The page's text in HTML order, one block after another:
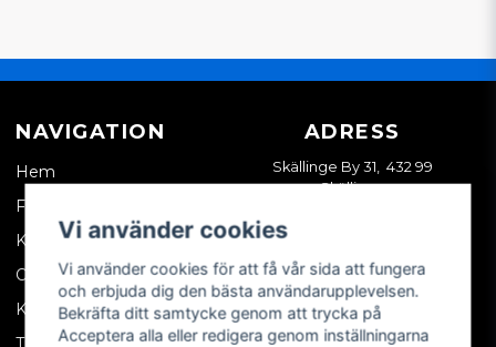
NAVIGATION
Hem
Företagskund
Kontakta oss
Om oss
Köpvillkor
ADRESS
Skällinge By 31, 432 99
Skällinge
Vi använder cookies
Vi använder cookies för att få vår sida att fungera
och erbjuda dig den bästa användarupplevelsen.
Bekräfta ditt samtycke genom att trycka på
Acceptera alla eller redigera genom inställningarna